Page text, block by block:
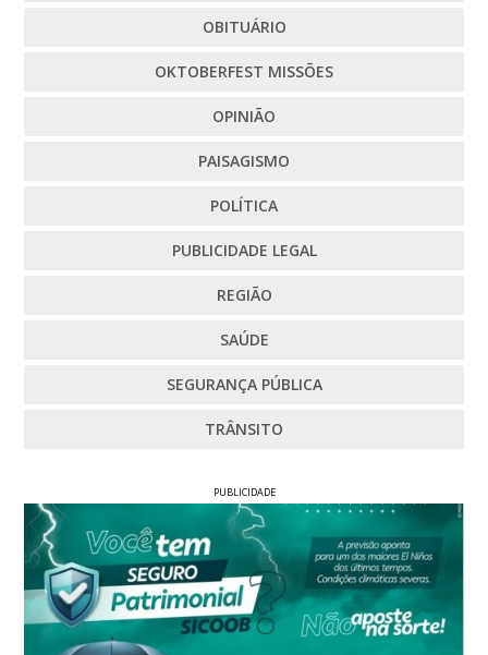
OBITUÁRIO
OKTOBERFEST MISSÕES
OPINIÃO
PAISAGISMO
POLÍTICA
PUBLICIDADE LEGAL
REGIÃO
SAÚDE
SEGURANÇA PÚBLICA
TRÂNSITO
PUBLICIDADE